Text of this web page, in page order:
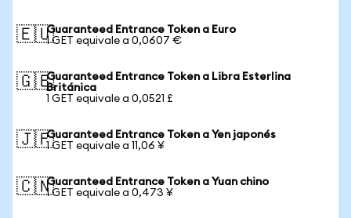
🇪🇺Guaranteed Entrance Token a Euro
1 GET equivale a 0,0607 €
🇬🇧Guaranteed Entrance Token a Libra Esterlina
Británica
1 GET equivale a 0,0521 £
🇯🇵Guaranteed Entrance Token a Yen japonés
1 GET equivale a 11,06 ¥
🇨🇳Guaranteed Entrance Token a Yuan chino
1 GET equivale a 0,473 ¥